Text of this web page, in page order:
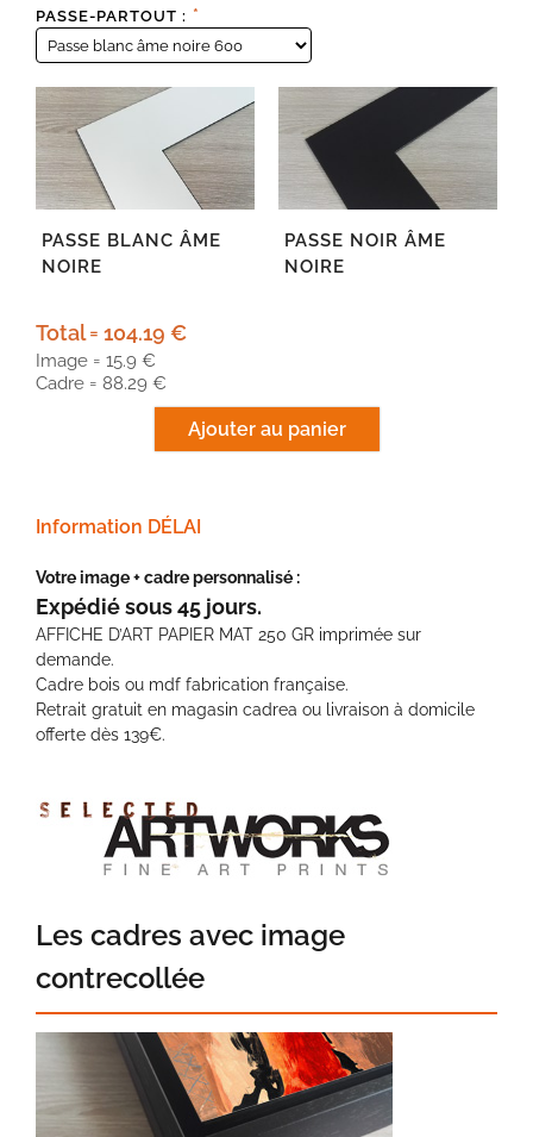
PASSE-PARTOUT : *
PASSE BLANC ÂME
NOIRE
PASSE NOIR ÂME
NOIRE
Total = 104.19 €
Image = 15.9 €
Cadre = 88.29 €
Information DÉLAI
Votre image + cadre personnalisé :
Expédié sous 45 jours.
AFFICHE D’ART PAPIER MAT 250 GR imprimée sur
demande.
Cadre bois ou mdf fabrication française.
Retrait gratuit en magasin cadrea ou livraison à domicile
offerte dès 139€.
Les cadres avec image
contrecollée